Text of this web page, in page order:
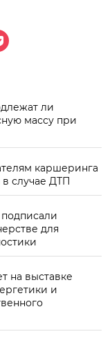
ли
массу при
каршеринга
в случае ДТП
для
на выставке
и